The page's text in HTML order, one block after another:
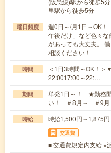
里駅から徒歩5分
曜日頻度
週0日～/月1日～OK
午後だけ」など色々
があっても大丈夫。
相談ください！
時間
＜1日3時間～OK！
22:0017:00～22:…
期間
単発1日～！ ★勤務開
い！ ＃8月～ ＃9月
時給 時給1,500円～1,875円
交通費
■ 交通費規定内支給 ※